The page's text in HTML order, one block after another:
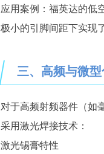
应用案例：福英达的低
极小的引脚间距下实现
三、高频与微
对于高频射频器件（如
采用激光焊接技术：
激光锡膏特性